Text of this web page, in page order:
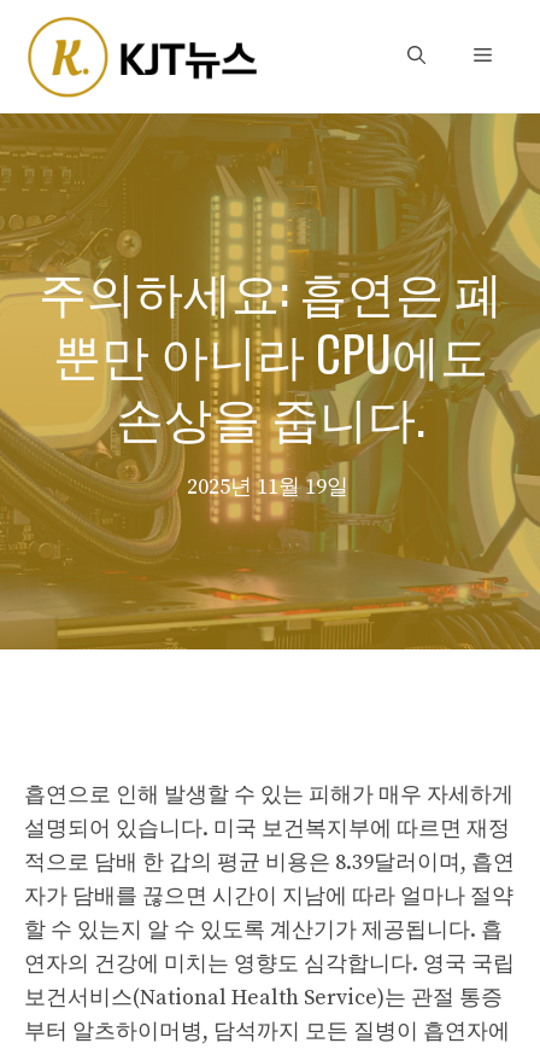
content
Menu
주의하세요: 흡연은 폐
뿐만 아니라 CPU에도
손상을 줍니다.
2025년 11월 19일
흡연으로 인해 발생할 수 있는 피해가 매우 자세하게
설명되어 있습니다. 미국 보건복지부에 따르면 재정
적으로 담배 한 갑의 평균 비용은 8.39달러이며, 흡연
자가 담배를 끊으면 시간이 지남에 따라 얼마나 절약
할 수 있는지 알 수 있도록 계산기가 제공됩니다. 흡
연자의 건강에 미치는 영향도 심각합니다. 영국 국립
보건서비스(National Health Service)는 관절 통증
부터 알츠하이머병, 담석까지 모든 질병이 흡연자에